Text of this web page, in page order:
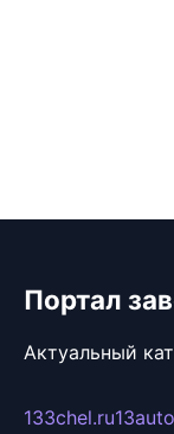
Портал
Актуальный
133chel.ru